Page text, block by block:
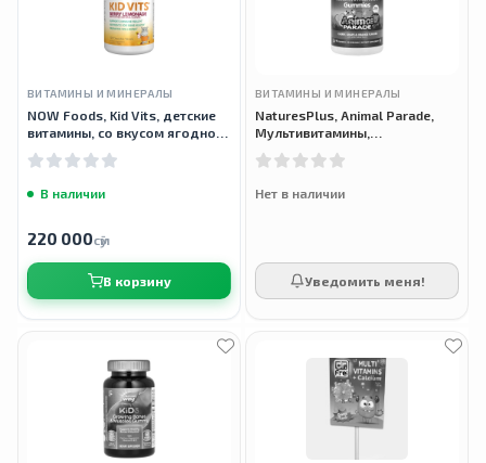
ВИТАМИНЫ И МИНЕРАЛЫ
NOW Foods, Kid Vits, детские
витамины, со вкусом ягодного
таблеток
В наличии
220 000сӯм
В корзину
ВИТАМИНЫ И МИНЕРАЛЫ
NaturesPlus, Animal Parade,
Мультивитамины,
мармеладок
Нет в наличии
Уведомить меня!